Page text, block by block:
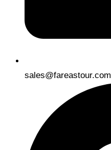
sales@fareastour.com